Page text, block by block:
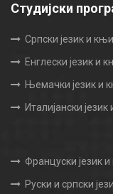
Студијски
Српски језик и
Енглески језик и
Њемачки језик и
Италијански
Француски језик
Руски и српски